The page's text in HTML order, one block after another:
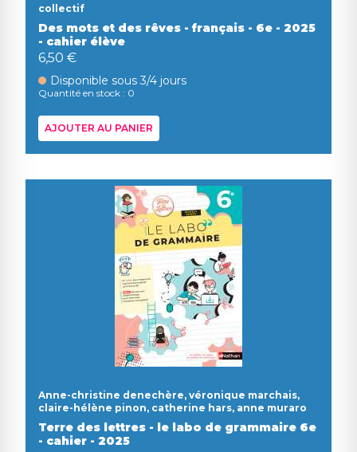
collectif
Des mots et des rêves - français - 6e - 2025
- cahier élève
6,50 €
Disponible sous 3/4 jours
Quantité en stock : 0
AJOUTER AU PANIER
Anne-christine denechère, véronique marchais,
claire-hélène pinon, catherine hars, anne muraro
Terre des lettres - le labo de grammaire 6e
- cahier - 2025